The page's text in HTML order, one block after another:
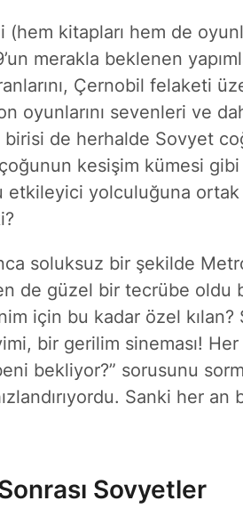
(hem kitapları hem de
merakla beklenen
Çernobil felaketi
oyunlarını sevenleri ve
birisi de herhalde Sovyet
kesişim kümesi
etkileyici yolculuğuna ortak
soluksuz bir şekilde
de güzel bir tecrübe oldu
için bu kadar özel
bir gerilim sineması!
bekliyor?” sorusunu
Sanki her
Sovyetler